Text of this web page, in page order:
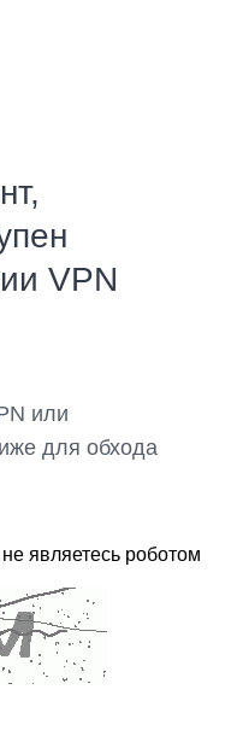
VPN
или
для обхода
являетесь роботом